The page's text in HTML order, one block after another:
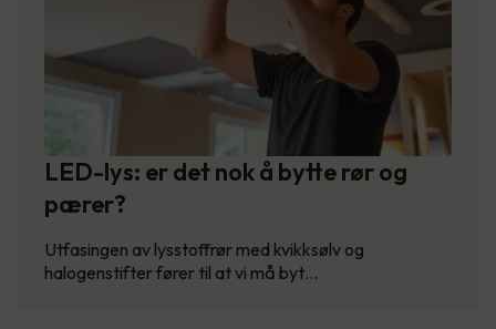
LED-lys: er det nok å bytte rør og
pærer?
Utfasingen av lysstoffrør med kvikksølv og
halogenstifter fører til at vi må byt…